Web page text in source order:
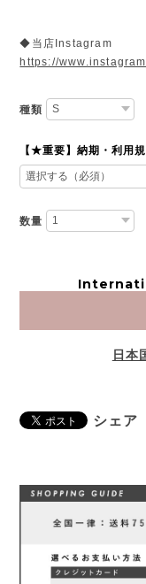
◆当店Instagram
https://
種類
【★重要】納期・利用
数量
日本
シェア